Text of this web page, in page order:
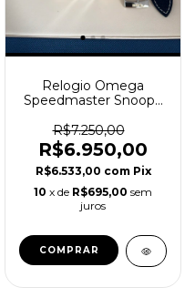
Relogio Omega
Speedmaster Snoopy
Comemorativa Super
Clone
R$7.250,00
R$6.950,00
R$6.533,00 com Pix
10 x de R$695,00 sem
juros